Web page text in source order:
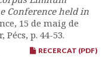
Conference held in
15 de maig de
Pécs, p. 44-53.
RECERCAT (PDF)